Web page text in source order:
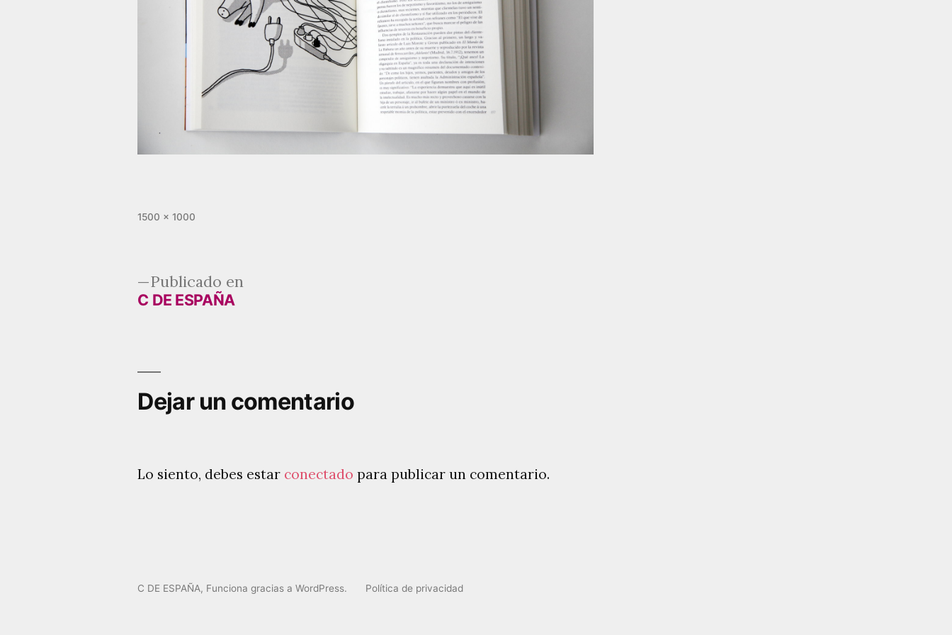
Tamaño
1500 × 1000
entradas
Publicado en
C DE ESPAÑA
Dejar un comentario
Lo siento, debes estar conectado para publicar un comentario.
C DE ESPAÑA, Funciona gracias a WordPress. Política de privacidad